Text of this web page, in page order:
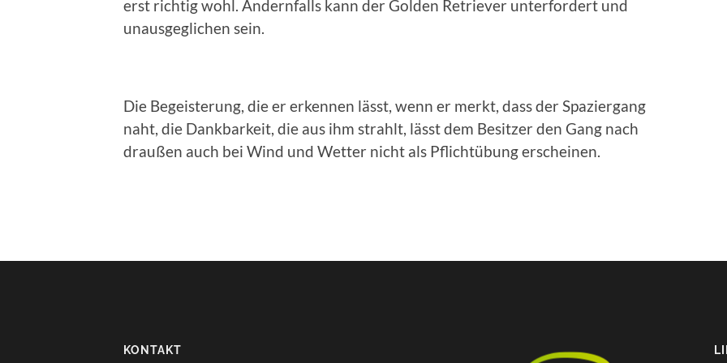
erst richtig wohl. Andernfalls kann der Golden Retriever unterfordert und
unausgeglichen sein.
Die Begeisterung, die er erkennen lässt, wenn er merkt, dass der Spaziergang
naht, die Dankbarkeit, die aus ihm strahlt, lässt dem Besitzer den Gang nach
draußen auch bei Wind und Wetter nicht als Pflichtübung erscheinen.
KONTAKT